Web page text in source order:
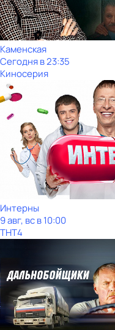
Каменская
Сегодня в 23:35
Киносерия
Интерны
9 авг, вс в 10:00
ТНТ4